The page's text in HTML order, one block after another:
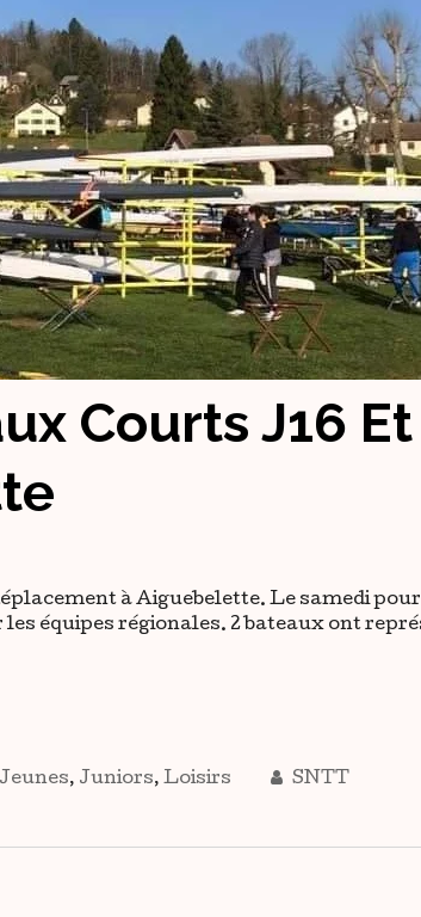
Courts J16
à Aiguebelette. Le samedi
équipes régionales. 2 bateaux ont
Jeunes, Juniors,Loisirs SNTT